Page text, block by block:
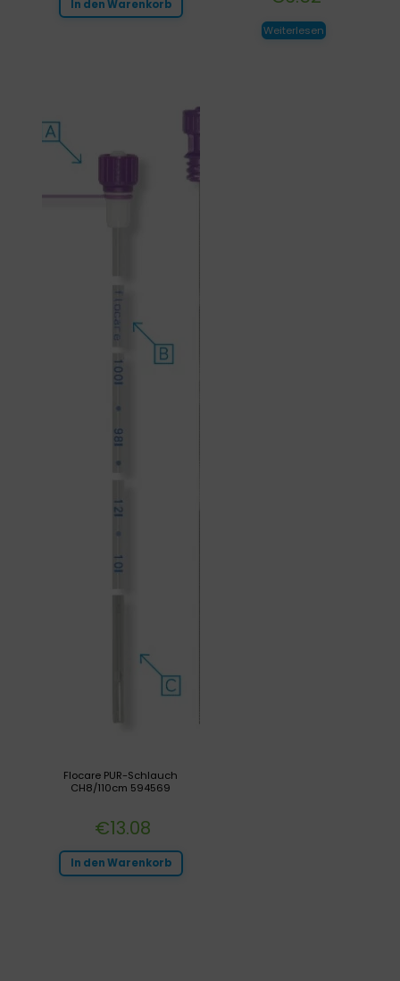
Weiterlesen
In den Warenkorb
Flocare PUR-Schlauch
CH8/110cm 594569
€13.08
In den Warenkorb